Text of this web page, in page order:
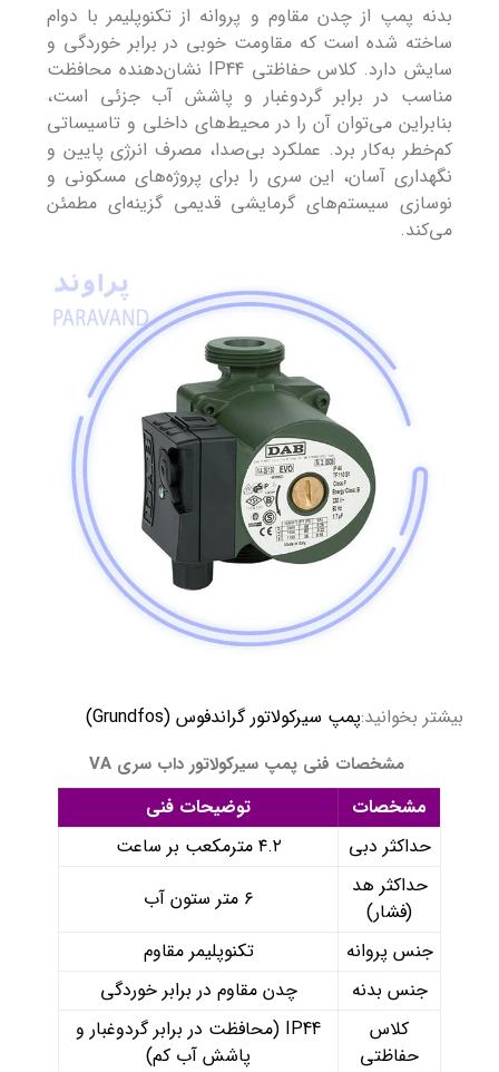
بدنه پمپ از چدن مقاوم و پروانه از تکنوپلیمر با دوام
ساخته شده است که مقاومت خوبی در برابر خوردگی و
سایش دارد. کلاس حفاظتی IP44 نشان‌دهنده محافظت
مناسب در برابر گردوغبار و پاشش آب جزئی است،
بنابراین می‌توان آن را در محیط‌های داخلی و تاسیساتی
کم‌خطر به‌کار برد. عملکرد بی‌صدا، مصرف انرژی پایین و
نگهداری آسان، این سری را برای پروژه‌های مسکونی و
نوسازی سیستم‌های گرمایشی قدیمی گزینه‌ای مطمئن
می‌کند.
بیشتر بخوانید:پمپ سیرکولاتور گراندفوس (Grundfos)
مشخصات فنی پمپ سیرکولاتور داب سری VA
مشخصات
توضیحات فنی
حداکثر دبی
۴.۲ مترمکعب بر ساعت
حداکثر هد
(فشار)
۶ متر ستون آب
جنس پروانه
تکنوپلیمر مقاوم
جنس بدنه
چدن مقاوم در برابر خوردگی
کلاس
حفاظتی
IP44 (محافظت در برابر گردوغبار و
پاشش آب کم)